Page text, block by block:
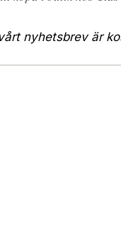
nyhetsbrev är